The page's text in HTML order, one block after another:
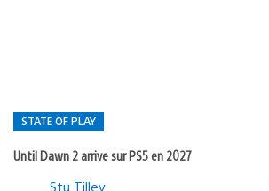
STATE OF PLAY
Until Dawn 2 arrive sur PS5 en 2027
PostéeStu Tilley